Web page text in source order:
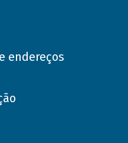
endereços